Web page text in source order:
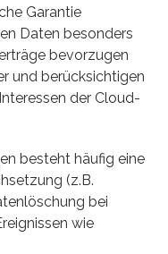
Garantie
Daten besonders
bevorzugen
und berücksichtigen
der Cloud-
besteht häufig eine
(z.B.
bei
wie